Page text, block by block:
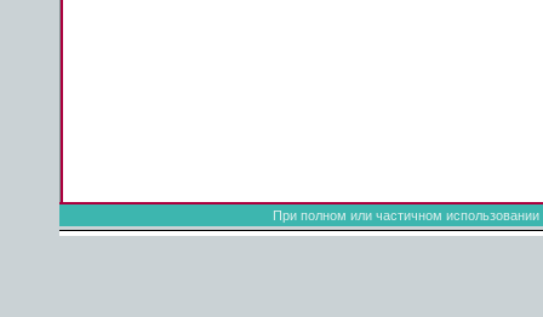
При полном или частичном